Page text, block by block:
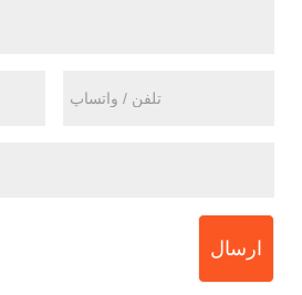
ارسال